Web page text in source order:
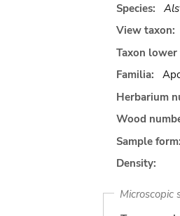
Species:
View taxon:
Taxon lower
Familia:
Herbarium
Wood
Sample form:
Density:
Microscopic